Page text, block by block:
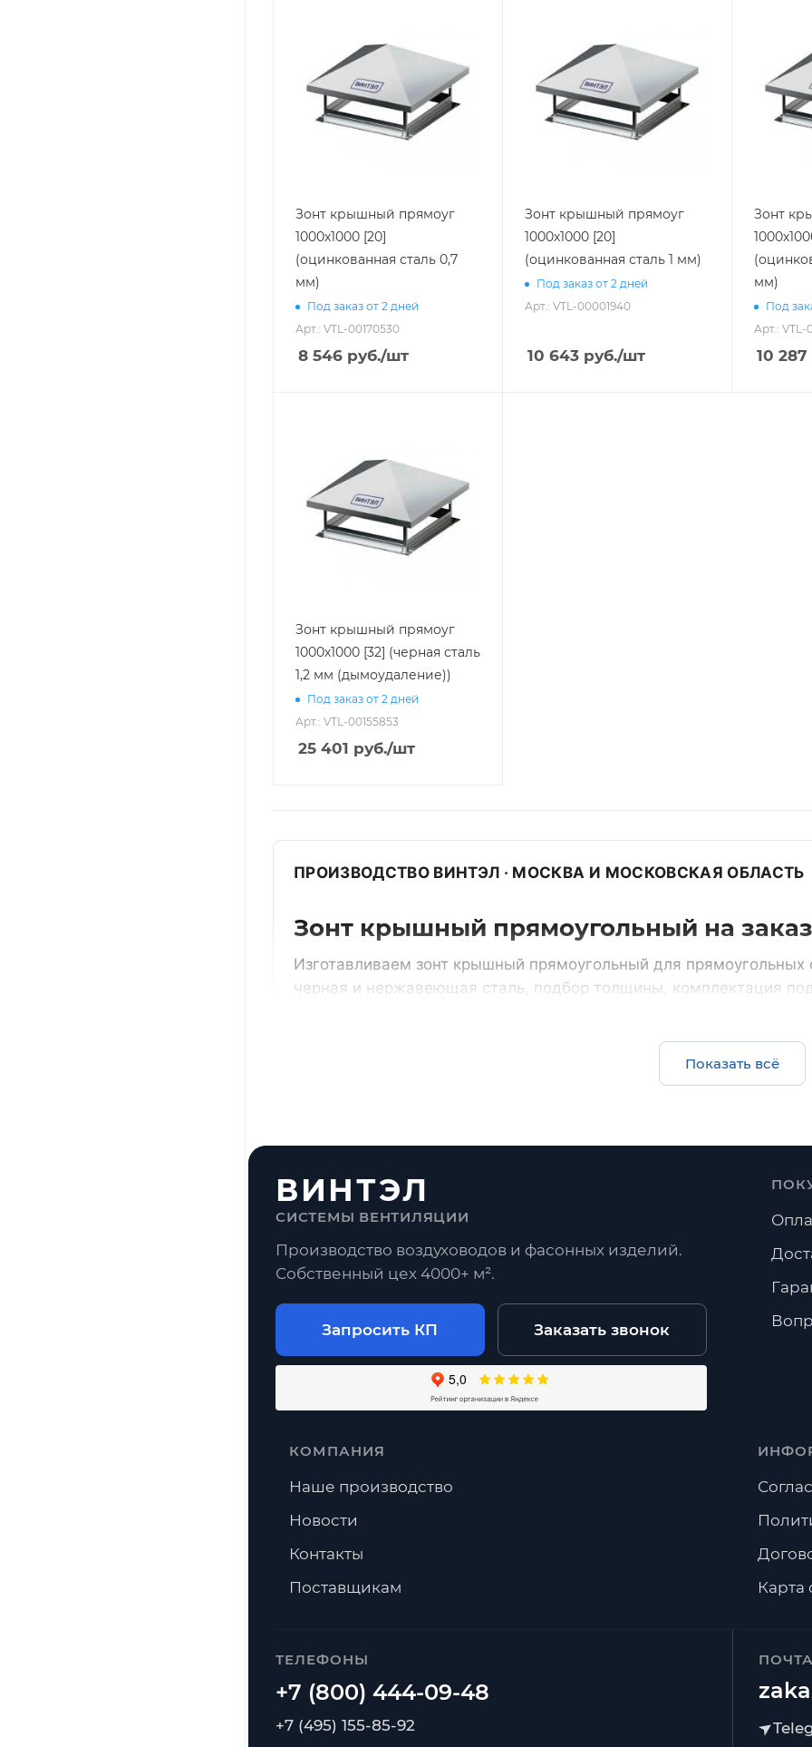
Зонт крышный прямоуг
1000х1000 [20]
(оцинкованная сталь 0,7
мм)
Под заказ от 2 дней
Арт.: VTL-00170530
8 546 руб./шт
Зонт крышный прямоуг
1000х1000 [20]
(оцинкованная сталь 1 мм)
Под заказ от 2 дней
Арт.: VTL-00001940
10 643 руб./шт
Зонт
мм)
Под
Арт.: VTL-
10 287
Зонт крышный прямоуг
1000х1000 [32] (черная сталь
1,2 мм (дымоудаление))
Под заказ от 2 дней
Арт.: VTL-00155853
25 401 руб./шт
ПРОИЗВОДСТВО ВИНТЭЛ · МОСКВА И МОСКОВСКАЯ ОБЛАСТЬ
Зонт крышный прямоугольный на заказ
Изготавливаем зонт крышный прямоугольный для прямоугольных
черная и нержавеющая сталь, подбор толщины, комплектация
Все прямоугольные воздуховоды
типовые позиции и нестандарт по
воздуховоды, фасонные
Переходы Радиусные отводы
Частые вопросы
Можно ли изготовить нестандартные размеры?
Есть ли доставка по Москве и Московской области?
Показать всё
ВИНТЭЛ
СИСТЕМЫ ВЕНТИЛЯЦИИ
Производство воздуховодов и фасонных изделий.
Собственный цех 4000+ м².
Запросить КП Заказать звонок
ТЕЛЕФОНЫ
+7 (495) 155-85-92
КОМПАНИЯ
Наше производство
Новости
Контакты
Поставщикам
Карта